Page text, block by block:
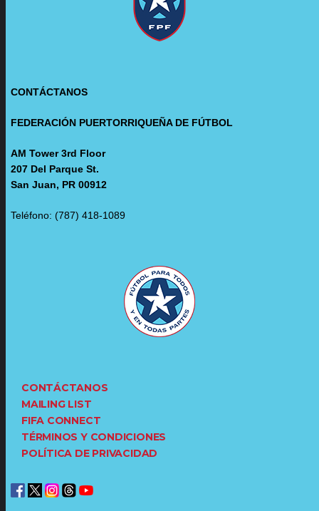
CONTÁCTANOS
FEDERACIÓN PUERTORRIQUEÑA DE FÚTBOL
AM Tower 3rd Floor
207 Del Parque St.
San Juan, PR 00912
Teléfono: (787) 418-1089
CONTÁCTANOS
MAILING LIST
FIFA CONNECT
TÉRMINOS Y CONDICIONES
POLÍTICA DE PRIVACIDAD